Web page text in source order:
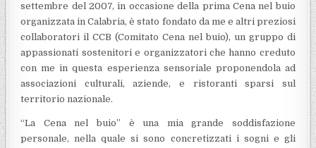
settembre del 2007, in occasione della prima Cena nel buio
organizzata in Calabria, è stato fondato da me e altri preziosi
collaboratori il CCB (Comitato Cena nel buio), un gruppo di
appassionati sostenitori e organizzatori che hanno creduto
con me in questa esperienza sensoriale proponendola ad
associazioni culturali, aziende, e ristoranti sparsi sul
territorio nazionale.
“La Cena nel buio” è una mia grande soddisfazione
personale, nella quale si sono concretizzati i sogni e gli